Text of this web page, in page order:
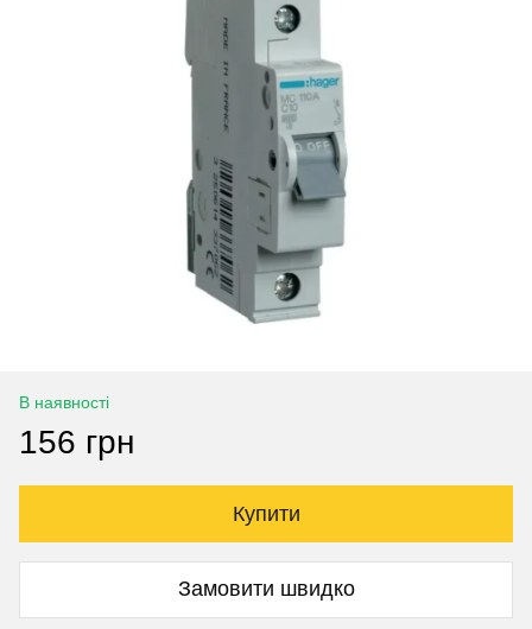
В наявності
156 грн
Купити
Замовити швидко